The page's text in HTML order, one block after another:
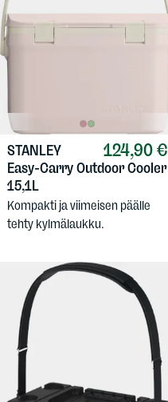
124,90 €
STANLEY
Easy-Carry Outdoor Cooler
15,1L
Kompakti ja viimeisen päälle
tehty kylmälaukku.